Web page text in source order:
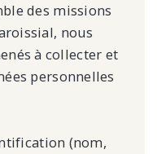
des missions
nous
à collecter et
personnelles
(nom,